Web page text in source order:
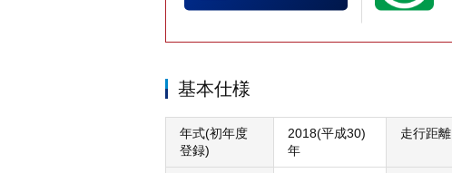
基本仕様
年式(初年度
登録)
2018(平成30)
年
走行距離